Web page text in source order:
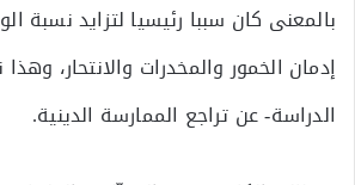
بالمعنى كان سببا رئيسيا لتزايد نسبة
إدمان الخمور والمخدرات والانتحار،
الدراسة- عن تراجع الممارسة الدينية.